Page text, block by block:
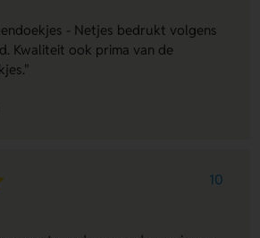
- Netjes bedrukt volgens
Kwaliteit ook prima van de
10